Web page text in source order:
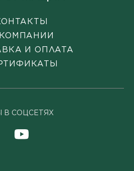
И ОПЛАТА
В СОЦСЕТЯХ